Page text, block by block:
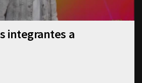
integrantes a